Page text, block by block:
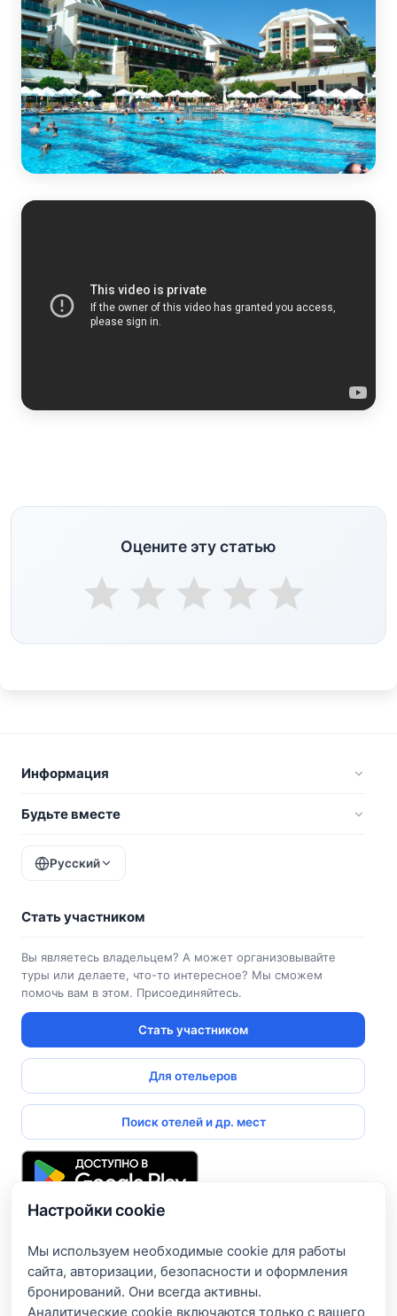
Настройки cookie
Мы используем необходимые cookie для работы
сайта, авторизации, безопасности и оформления
бронирований. Они всегда активны.
Аналитические cookie включаются только с вашего
Оцените эту статью
Информация
Будьте вместе
Русский
Стать участником
Вы являетесь владельцем? А может организовывайте
туры или делаете, что-то интересное? Мы сможем
помочь вам в этом. Присоединяйтесь.
Стать участником
Для отельеров
Поиск отелей и др. мест
предложениям
Введите свой электронный адрес, чтобы получить доступ
к скидкам только для подписчиков. Новые акции и